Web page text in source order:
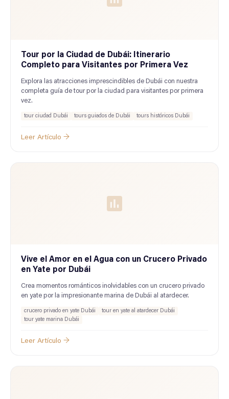
Tour por la Ciudad de Dubái: Itinerario
Completo para Visitantes por Primera Vez
Explora las atracciones imprescindibles de Dubái con nuestra
completa guía de tour por la ciudad para visitantes por primera
vez.
tour ciudad Dubái tours guiados de Dubái tours históricos Dubái
Leer Artículo →
Vive el Amor en el Agua con un Crucero Privado
en Yate por Dubái
Crea momentos románticos inolvidables con un crucero privado
en yate por la impresionante marina de Dubái al atardecer.
crucero privado en yate Dubái
tour en yate al atardecer Dubái
tour yate marina Dubái
Leer Artículo →